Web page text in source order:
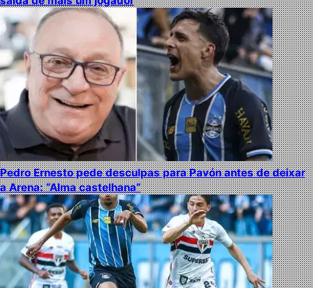
Pedro Ernesto pede desculpas para Pavón antes de deixar
a Arena: “Alma castelhana”